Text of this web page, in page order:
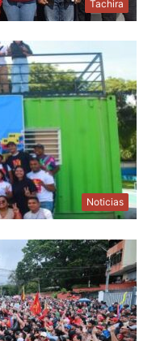
Tachira
Noticias